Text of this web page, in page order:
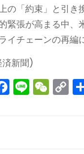
の「約束」と引き
緊張が高まる中、
イチェーンの再編
済新聞)
F
a
Li
n
W
e
C
o